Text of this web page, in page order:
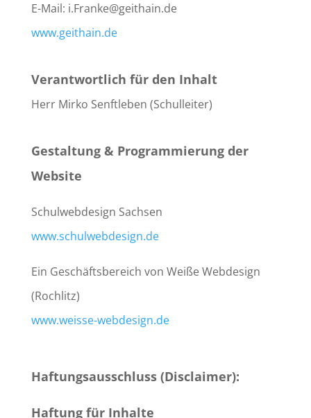
E-Mail: i.Franke@geithain.de
www.geithain.de
Verantwortlich für den Inhalt
Herr Mirko Senftleben (Schulleiter)
Gestaltung & Programmierung der
Website
Schulwebdesign Sachsen
www.schulwebdesign.de
Ein Geschäftsbereich von Weiße Webdesign
(Rochlitz)
www.weisse-webdesign.de
Haftungsausschluss (Disclaimer):
Haftung für Inhalte